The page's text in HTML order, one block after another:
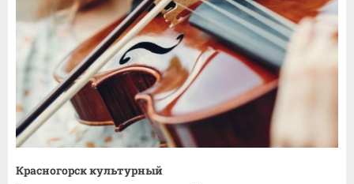
Красногорск культурный